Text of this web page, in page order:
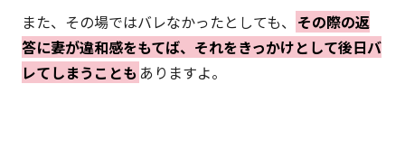
また、その場ではバレなかったとしても、 その際の返
答に妻が違和感をもてば、それをきっかけとして後日バ
レてしまうことも ありますよ。